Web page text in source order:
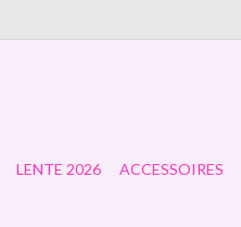
LENTE 2026 ACCESSOIRES